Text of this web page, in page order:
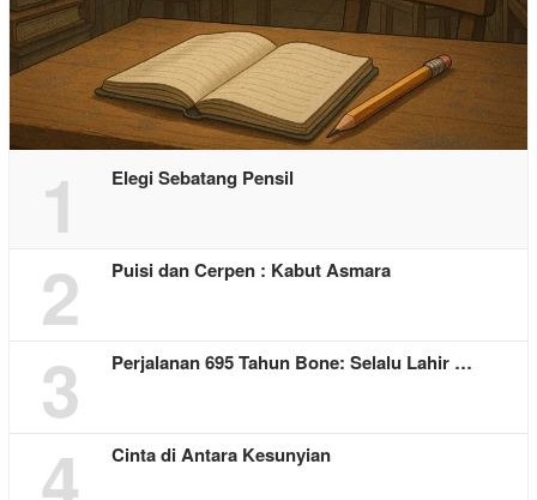
1 Elegi Sebatang Pensil
2 Puisi dan Cerpen : Kabut Asmara
3 Perjalanan 695 Tahun Bone: Selalu Lahir …
Cinta di Antara Kesunyian